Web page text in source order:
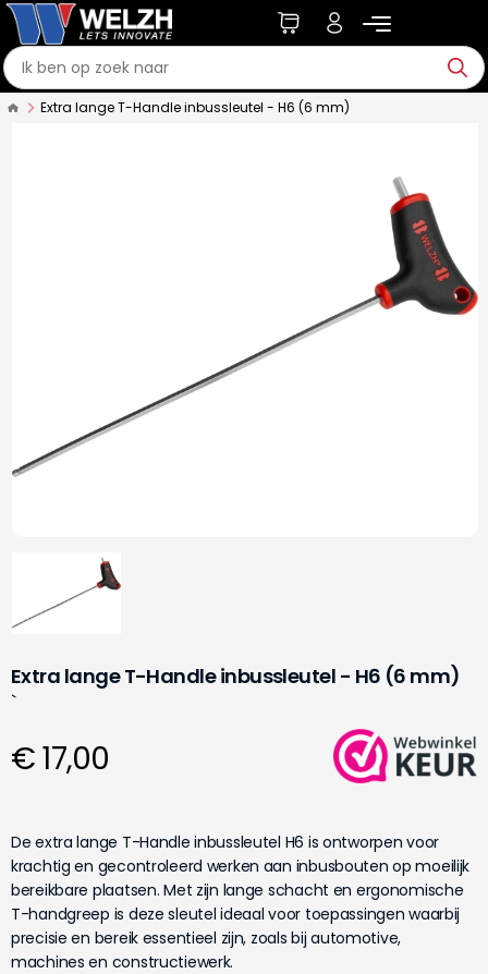
Extra lange T-Handle inbussleutel - H6 (6 mm)
Extra lange T-Handle inbussleutel - H6 (6 mm)
`
€ 17,00
De extra lange T-Handle inbussleutel H6 is ontworpen voor
krachtig en gecontroleerd werken aan inbusbouten op moeilijk
bereikbare plaatsen. Met zijn lange schacht en ergonomische
T-handgreep is deze sleutel ideaal voor toepassingen waarbij
precisie en bereik essentieel zijn, zoals bij automotive,
machines en constructiewerk.